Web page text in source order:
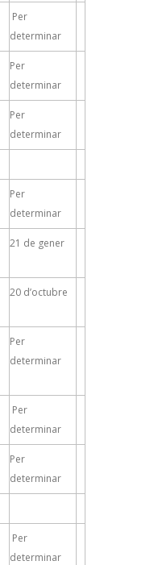
Per
determinar
Per
determinar
Per
determinar
Per
determinar
21 de gener
20 d’octubre
Per
determinar
Per
determinar
Per
determinar
Per
determinar